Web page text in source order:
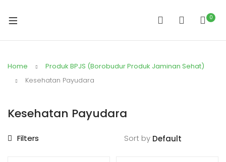
0
Home
Produk BPJS (Borobudur Produk Jaminan Sehat)
Kesehatan Payudara
Kesehatan Payudara
Filters Sort by